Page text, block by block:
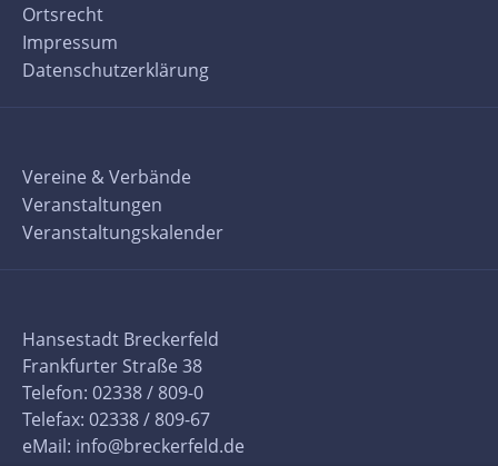
Ortsrecht
Impressum
Datenschutzerklärung
Vereine & Verbände
Veranstaltungen
Veranstaltungskalender
Hansestadt Breckerfeld
Frankfurter Straße 38
Telefon: 02338 / 809-0
Telefax: 02338 / 809-67
eMail: info@breckerfeld.de